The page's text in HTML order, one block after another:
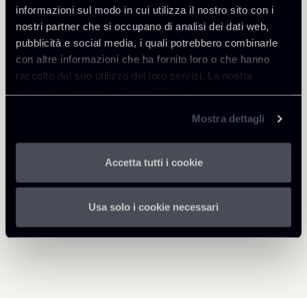
informazioni sul modo in cui utilizza il nostro sito con i
nostri partner che si occupano di analisi dei dati web,
pubblicità e social media, i quali potrebbero combinarle
con altre informazioni che ha fornito loro o che hanno
raccolto dal suo utilizzo dei loro servizi. La nostra
informativa privacy è disponibilequi.
Mostra dettagli
Accetta tutti i cookie
Usa solo i cookie necessari
PNRR-Observer-Farmacie-
Rurali.pdf
1 Mb